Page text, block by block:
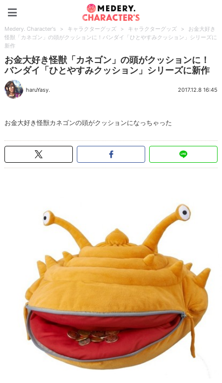
Medery. Character's > キャラクターグッズ > キャラクターグッズ >
お金大好き
怪獣「カネゴン」の頭がクッションに！バンダイ「ひとやすみクッション」シリーズに
新作
お金大好き怪獣「カネゴン」の頭がクッションに！
バンダイ「ひとやすみクッション」シリーズに新作
haruYasy. 2017.12.8 16:45
お金大好き怪獣カネゴンの頭がクッションになっちゃった